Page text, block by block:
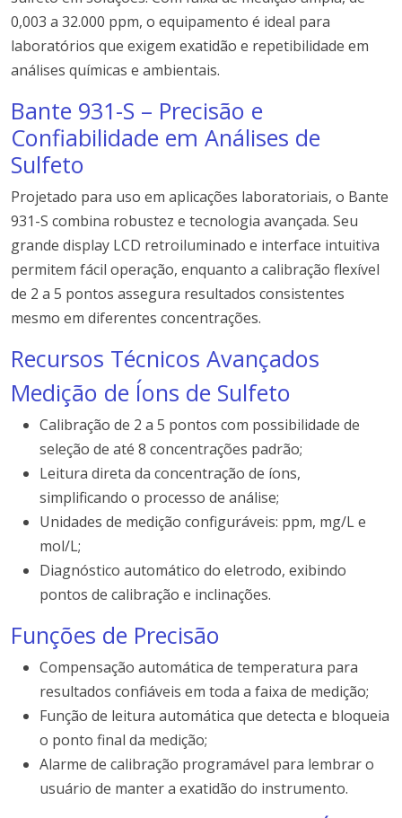
0,003 a 32.000 ppm, o equipamento é ideal para
laboratórios que exigem exatidão e repetibilidade em
análises químicas e ambientais.
Bante 931-S – Precisão e
Confiabilidade em Análises de
Sulfeto
Projetado para uso em aplicações laboratoriais, o Bante
931-S combina robustez e tecnologia avançada. Seu
grande display LCD retroiluminado e interface intuitiva
permitem fácil operação, enquanto a calibração flexível
de 2 a 5 pontos assegura resultados consistentes
mesmo em diferentes concentrações.
Recursos Técnicos Avançados
Medição de Íons de Sulfeto
Calibração de 2 a 5 pontos com possibilidade de
seleção de até 8 concentrações padrão;
Leitura direta da concentração de íons,
simplificando o processo de análise;
Unidades de medição configuráveis: ppm, mg/L e
mol/L;
Diagnóstico automático do eletrodo, exibindo
pontos de calibração e inclinações.
Funções de Precisão
Compensação automática de temperatura para
resultados confiáveis em toda a faixa de medição;
Função de leitura automática que detecta e bloqueia
o ponto final da medição;
Alarme de calibração programável para lembrar o
usuário de manter a exatidão do instrumento.